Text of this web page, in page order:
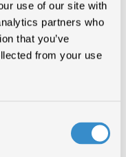
use of our site with
partners who
that you’ve
from your use
Mtv Digital Days
e il 12 Settembre.
i dettagli sono